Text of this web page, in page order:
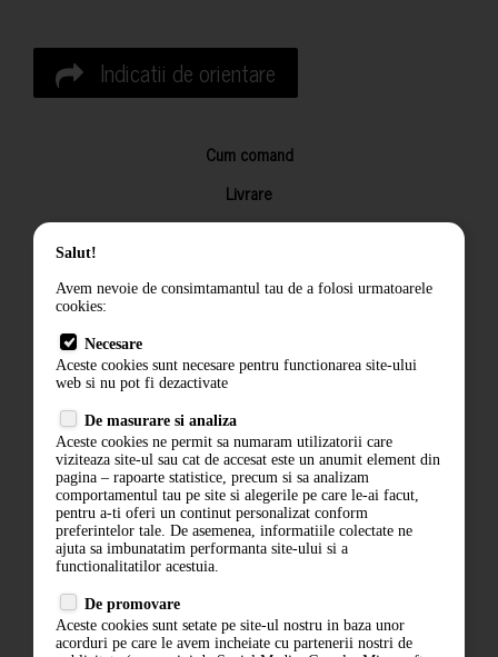
Indicatii de orientare
Cum comand
Livrare
Returnarea produselor
Termeni si conditii
Politica de confidentialitate
ANPC
ABONARE LA NEWSLETTER
Salut!
Avem nevoie de consimtamantul tau de a folosi urmatoarele
cookies:
Necesare
Aceste cookies sunt necesare pentru functionarea site-ului
web si nu pot fi dezactivate
De masurare si analiza
Aceste cookies ne permit sa numaram utilizatorii care
viziteaza site-ul sau cat de accesat este un anumit element din
pagina – rapoarte statistice, precum si sa analizam
comportamentul tau pe site si alegerile pe care le-ai facut,
pentru a-ti oferi un continut personalizat conform
preferintelor tale. De asemenea, informatiile colectate ne
ajuta sa imbunatatim performanta site-ului si a
functionalitatilor acestuia.
De promovare
Aceste cookies sunt setate pe site-ul nostru in baza unor
acorduri pe care le avem incheiate cu partenerii nostri de